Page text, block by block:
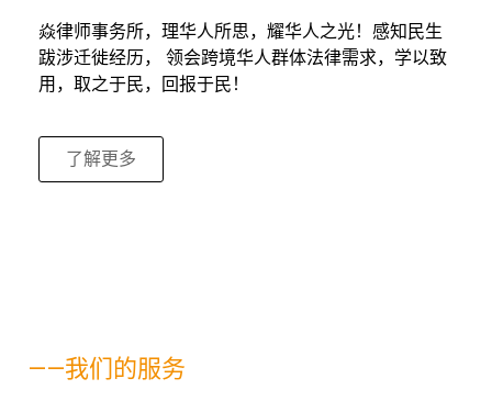
焱律师事务所，理华人所思，耀华人之光！感知民生
跋涉迁徙经历， 领会跨境华人群体法律需求，学以致
用，取之于民，回报于民！
了解更多
——我们的服务